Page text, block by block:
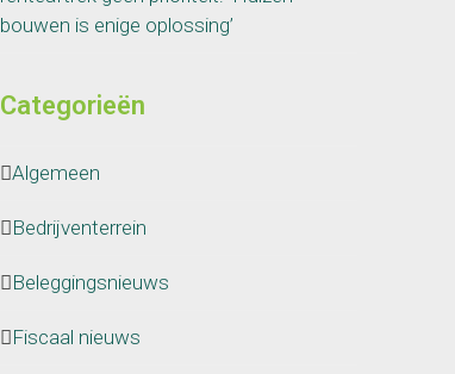
bouwen is enige oplossing’
Categorieën
Algemeen
Bedrijventerrein
Beleggingsnieuws
Fiscaal nieuws